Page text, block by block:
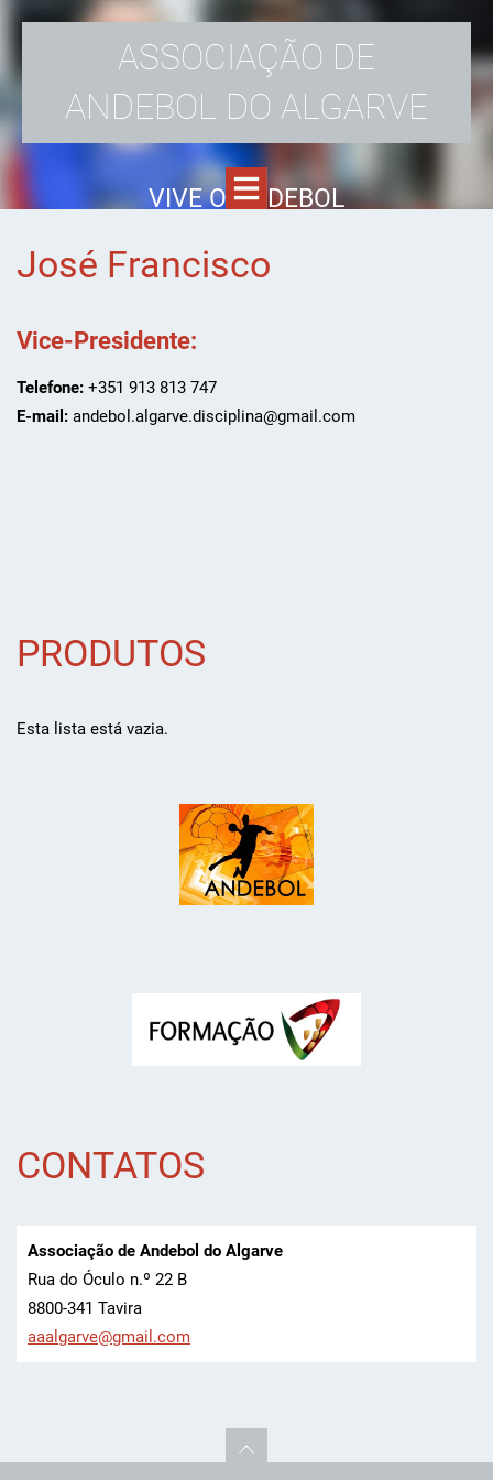
ASSOCIAÇÃO DE
ANDEBOL DO ALGARVE
VIVE O ANDEBOL
José Francisco
Vice-Presidente:
Telefone:+351 913 813 747
E-mail:andebol.algarve.disciplina@gmail.com
PRODUTOS
Esta lista está vazia.
CONTATOS
Associação de Andebol do Algarve
Rua do Óculo n.º 22 B
8800-341 Tavira
aaalgarve@gmail.com